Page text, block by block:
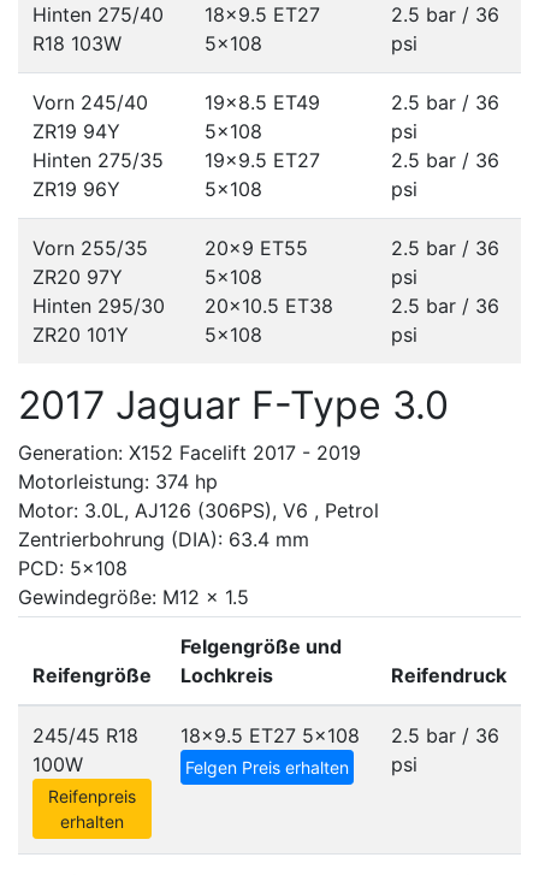
Hinten 275/40
R18 103W
18x9.5 ET27
5x108
2.5 bar / 36
psi
Vorn 245/40
ZR19 94Y
Hinten 275/35
ZR19 96Y
19x8.5 ET49
5x108
19x9.5 ET27
5x108
2.5 bar / 36
psi
2.5 bar / 36
psi
Vorn 255/35
ZR20 97Y
Hinten 295/30
ZR20 101Y
20x9 ET55
5x108
20x10.5 ET38
5x108
2.5 bar / 36
psi
2.5 bar / 36
psi
2017 Jaguar F-Type 3.0
Generation: X152 Facelift 2017 - 2019
Motorleistung: 374 hp
Motor: 3.0L, AJ126 (306PS), V6 , Petrol
Zentrierbohrung (DIA): 63.4 mm
PCD: 5x108
Gewindegröße: M12 x 1.5
Reifengröße
Felgengröße und
Lochkreis
Reifendruck
245/45 R18
100W
Reifenpreis
erhalten
18x9.5 ET27 5x108
Felgen Preis erhalten
2.5 bar / 36
psi